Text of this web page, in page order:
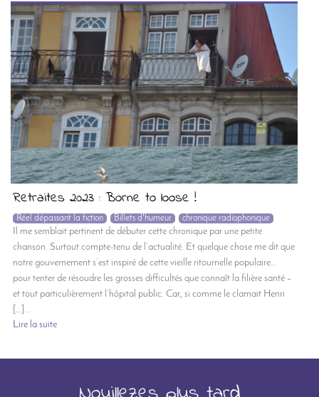
Retraites 2023 : Borne to loose !
Réel dépassant la fiction Billets d'humeur chronique radiophonique
Il me semblait pertinent de débuter cette chronique par une petite
chanson. Surtout compte-tenu de l’actualité. Et quelque chose me dit que
notre gouvernement s’est inspiré de cette vieille ritournelle populaire…
pour tenter de résoudre les grosses difficultés que connaît la filière santé –
et tout particulièrement l’hôpital public. Car, si comme le clamait Henri
[…]...
Lire la suite